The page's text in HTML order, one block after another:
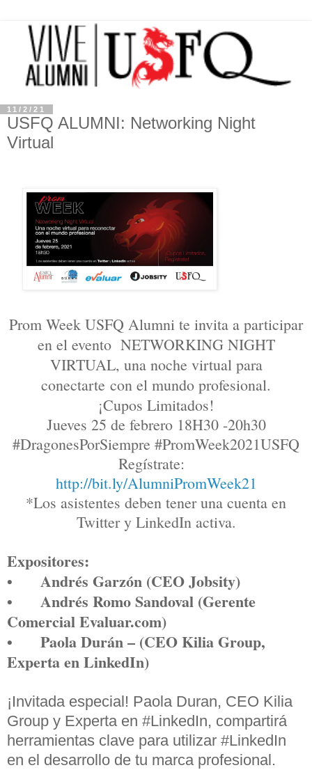
11/2/21
USFQ ALUMNI: Networking Night
Virtual
Prom Week USFQ Alumni te invita a participar
en el evento NETWORKING NIGHT
VIRTUAL, una noche virtual para
conectarte con el mundo profesional.
¡Cupos Limitados!
Jueves 25 de febrero 18H30 -20h30
#DragonesPorSiempre #PromWeek2021USFQ
Regístrate:
http://bit.ly/AlumniPromWeek21
*Los asistentes deben tener una cuenta en
Twitter y LinkedIn activa.
Expositores:
•
Andrés Garzón (CEO Jobsity)
•
Andrés Romo Sandoval (Gerente
Comercial Evaluar.com)
•
Paola Durán – (CEO Kilia Group,
Experta en LinkedIn)
¡Invitada especial! Paola Duran, CEO Kilia
Group y Experta en #LinkedIn, compartirá
herramientas clave para utilizar #LinkedIn
en el desarrollo de tu marca profesional.